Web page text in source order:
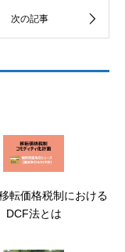
転価格税制における
DCF法とは